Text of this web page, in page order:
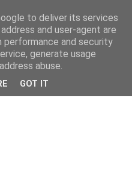
to deliver its services
and user-agent are
performance and security
generate usage
abuse.
GOT IT